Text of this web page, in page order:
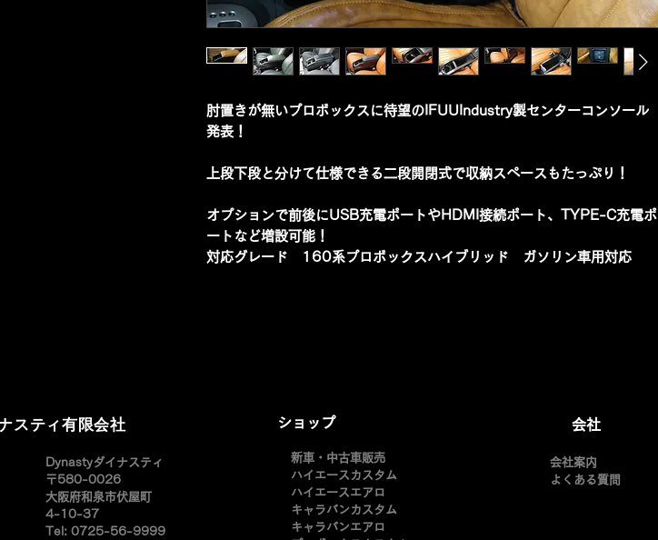
肘置きが無いプロボックスに待望のIFUUIndustry製センターコンソール
発表！
上段下段と分けて仕様できる二段開閉式で収納スペースもたっぷり！
オプションで前後にUSB充電ポートやHDMI接続ポート、TYPE-C充電ポ
ートなど増設可能！
対応グレード 160系プロボックスハイブリッド ガソリン車用対応
スティ有限会社 ショップ 会社
​Dynastyダイナスティ
〒580-0026
大阪府和泉市伏屋町
4-10-37
Tel: 0725-56-9999
新車・中古車販売
ハイエースカスタム
ハイエースエアロ
キャラバンカスタム
キャラバンエアロ
会社案内
よくある質問